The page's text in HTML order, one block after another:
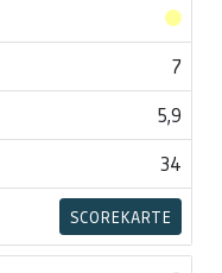
7
5,9
34
SCOREKARTE